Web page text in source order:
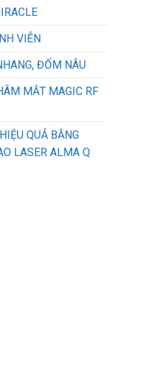
VIỄN
ĐỐM NÂU
MẮT MAGIC RF
QUẢ BẰNG
LASER ALMA Q